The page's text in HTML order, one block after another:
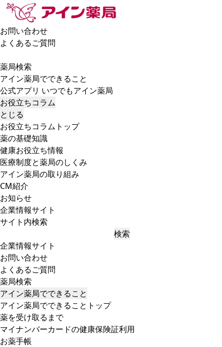
お問い合わせ
よくあるご質問
薬局検索
アイン薬局でできること
公式アプリ いつでもアイン薬局
お役立ちコラム
とじる
お役立ちコラムトップ
薬の基礎知識
健康お役立ち情報
医療制度と薬局のしくみ
アイン薬局の取り組み
CM紹介
お知らせ
企業情報サイト
サイト内検索
検索
企業情報サイト
お問い合わせ
よくあるご質問
薬局検索
アイン薬局でできること
アイン薬局でできることトップ
薬を受け取るまで
マイナンバーカードの健康保険証利用
お薬手帳